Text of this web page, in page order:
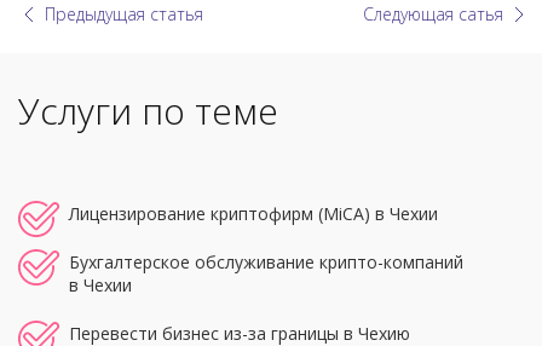
Предыдущая статья Следующая сатья
Услуги по теме
Лицензирование криптофирм (MiCA) в Чехии
Бухгалтерское обслуживание крипто-компаний
в Чехии
Перевести бизнес из-за границы в Чехию